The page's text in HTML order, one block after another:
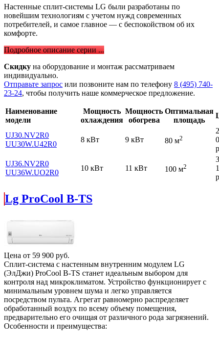
Настенные сплит-системы LG были разработаны по
новейшим технологиям с учетом нужд современных
потребителей, и самое главное — с беспокойством об их
комфорте.
Подробное описание серии ...
Скидку на оборудование и монтаж рассматриваем
индивидуально.
Отправьте запрос или позвоните нам по телефону 8 (495) 740-
23-24, чтобы получить наше коммерческое предложение.
Наименование
модели
Мощность
охлаждения
Мощность
обогрева
Оптимальная
площадь
UJ30.NV2R0
UU30W.U42R0
8 кВт 9 кВт 80 м2
UJ36.NV2R0
UU36W.UO2R0
10 кВт 11 кВт 100 м2
Lg ProCool B-TS
Цена от 59 900 руб.
Сплит-система с настенным внутренним модулем LG
(ЭлДжи) ProCool B-TS станет идеальным выбором для
контроля над микроклиматом. Устройство функционирует с
минимальным уровнем шума и легко управляется
посредством пульта. Агрегат равномерно распределяет
обработанный воздух по всему объему помещения,
предварительно его очищая от различного рода загрязнений.
Особенности и преимущества: